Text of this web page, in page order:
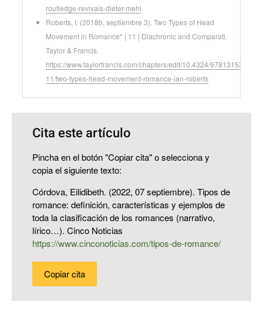
routledge-revivals-dieter-mehl
Roberts, I. (2018b, septiembre 3). Two Types of Head
Movement in Romance* | 11 | Diachronic and Comparati.
Taylor & Francis.
https://www.taylorfrancis.com/chapters/edit/10.4324/
11/two-types-head-movement-romance-ian-roberts
Cita este artículo
Pincha en el botón "Copiar cita" o selecciona y
copia el siguiente texto:
Córdova, Eilidibeth. (2022, 07 septiembre). Tipos de
romance: definición, características y ejemplos de
toda la clasificación de los romances (narrativo,
lírico…). Cinco Noticias
https://www.cinconoticias.com/tipos-de-romance/
Copiar cita